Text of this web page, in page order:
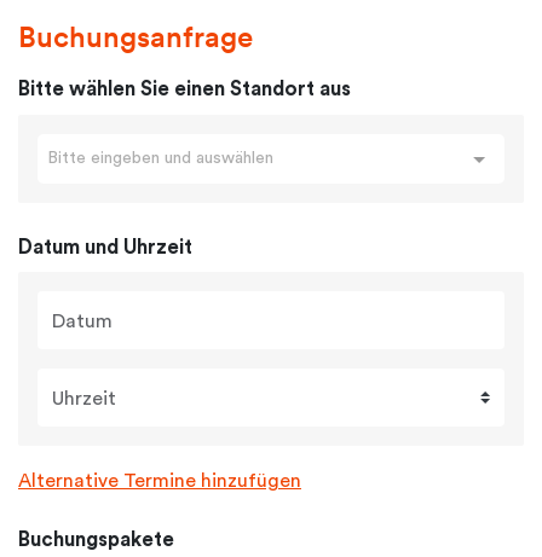
Buchungsanfrage
Bitte wählen Sie einen Standort aus
Bitte eingeben und auswählen
Datum und Uhrzeit
Datum
Uhrzeit
Alternative Termine hinzufügen
Buchungspakete